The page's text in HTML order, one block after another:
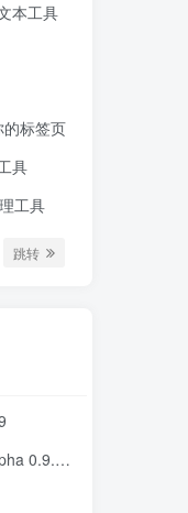
本工具
标签页
具
工具
跳转
Stable